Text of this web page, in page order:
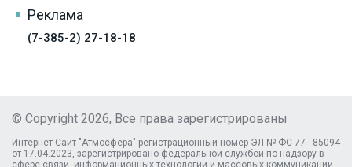
Реклама
(7-385-2) 27-18-18
© Copyright 2026, Все права зарегистрированы
Интернет-Сайт "Атмосфера" регистрационный номер ЭЛ № ФС 77 - 85094
от 17.04.2023, зарегистрировано федеральной службой по надзору в
сфере связи, информационных технологий и массовых коммуникаций